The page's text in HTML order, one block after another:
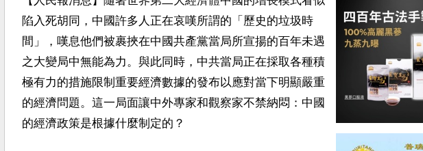
陷入死胡同，中國許多人正在哀嘆所謂的「歷史的垃圾時
間」，嘆息他們被裹挾在中國共產黨當局所宣揚的百年未遇
之大變局中無能為力。與此同時，中共當局正在採取各種積
極有力的措施限制重要經濟數據的發布以應對當下明顯嚴重
的經濟問題。這一局面讓中外專家和觀察家不禁納悶：中國
的經濟政策是根據什麼制定的？